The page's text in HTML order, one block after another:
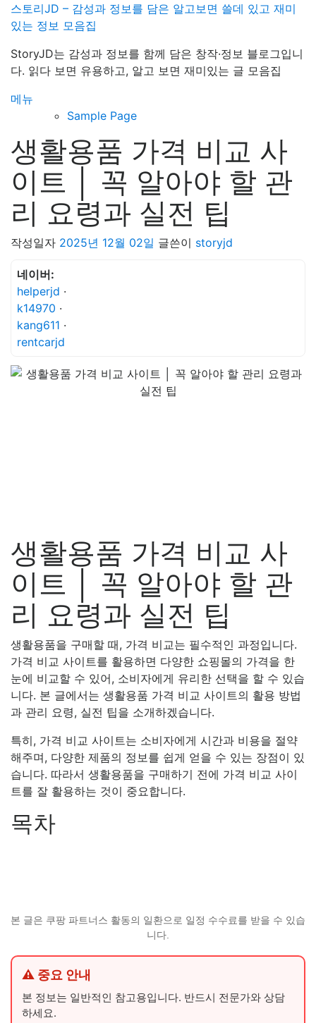
스토리JD – 감성과 정보를 담은 알고보면 쓸데 있고 재미
있는 정보 모음집
StoryJD는 감성과 정보를 함께 담은 창작·정보 블로그입니
다. 읽다 보면 유용하고, 알고 보면 재미있는 글 모음집
메뉴
Sample Page
생활용품 가격 비교 사
이트 │ 꼭 알아야 할 관
리 요령과 실전 팁
작성일자 2025년 12월 02일 글쓴이 storyjd
네이버:
helperjd ·
k14970 ·
kang611 ·
rentcarjd
생활용품 가격 비교 사
이트 │ 꼭 알아야 할 관
리 요령과 실전 팁
생활용품을 구매할 때, 가격 비교는 필수적인 과정입니다.
가격 비교 사이트를 활용하면 다양한 쇼핑몰의 가격을 한
눈에 비교할 수 있어, 소비자에게 유리한 선택을 할 수 있습
니다. 본 글에서는 생활용품 가격 비교 사이트의 활용 방법
과 관리 요령, 실전 팁을 소개하겠습니다.
특히, 가격 비교 사이트는 소비자에게 시간과 비용을 절약
해주며, 다양한 제품의 정보를 쉽게 얻을 수 있는 장점이 있
습니다. 따라서 생활용품을 구매하기 전에 가격 비교 사이
트를 잘 활용하는 것이 중요합니다.
목차
본 글은 쿠팡 파트너스 활동의 일환으로 일정 수수료를 받을 수 있습
니다.
⚠ 중요 안내
본 정보는 일반적인 참고용입니다. 반드시 전문가와 상담
하세요.